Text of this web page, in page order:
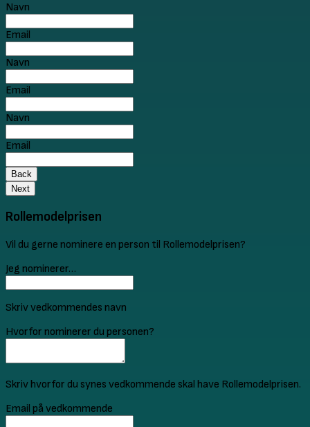
Navn
Email
Navn
Email
Navn
Email
Back
Next
Rollemodelprisen
Vil du gerne nominere en person til Rollemodelprisen?
Jeg nominerer…
Skriv vedkommendes navn
Hvorfor nominerer du personen?
Skriv hvorfor du synes vedkommende skal have Rollemodelprisen.
Email på vedkommende